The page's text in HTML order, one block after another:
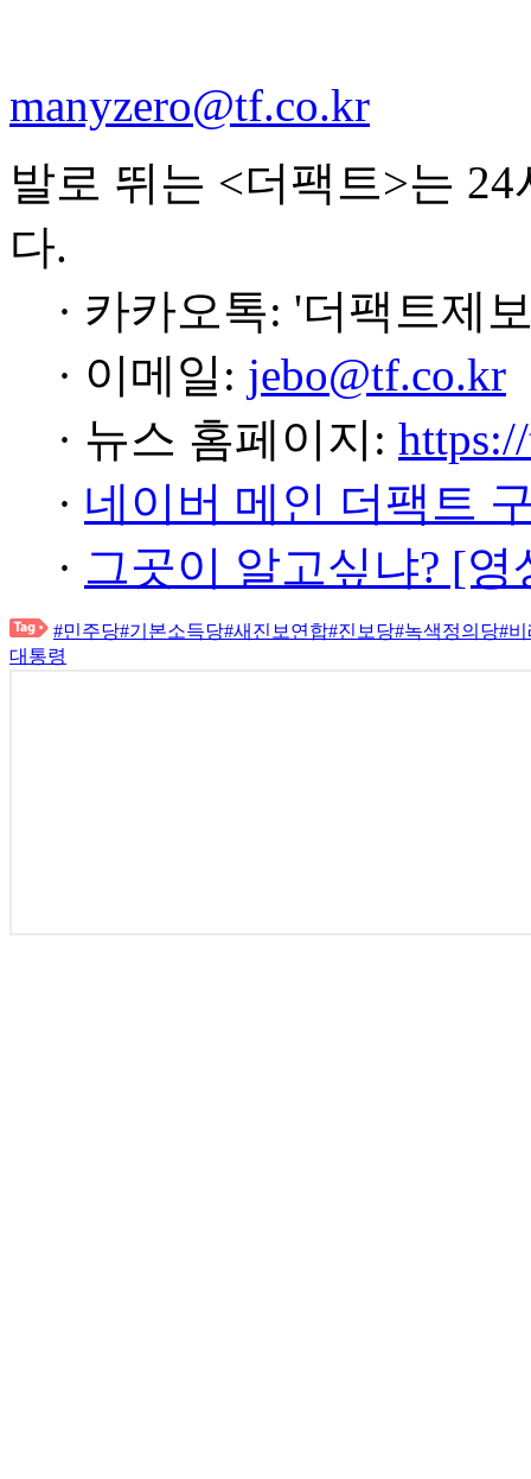
manyzero@tf.co.kr
발로 뛰는 <더팩트>는
다.
· 카카오톡: '더팩트제
· 이메일: jebo@tf.co.kr
· 뉴스 홈페이지:
· 네이버 메인 더팩트
· 그곳이 알고싶냐? [
#민주당#기본소득당#새진보연합#진보당#녹색정의당#
대통령